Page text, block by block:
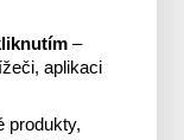
–
aplikaci
produkty,